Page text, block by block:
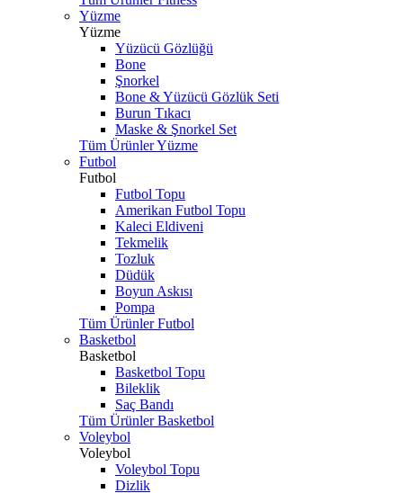
Yüzme
Yüzme
Yüzücü Gözlüğü
Bone
Şnorkel
Bone & Yüzücü Gözlük Seti
Burun Tıkacı
Maske & Şnorkel Set
Tüm Ürünler Yüzme
Futbol
Futbol
Futbol Topu
Amerikan Futbol Topu
Kaleci Eldiveni
Tekmelik
Tozluk
Düdük
Boyun Askısı
Pompa
Tüm Ürünler Futbol
Basketbol
Basketbol
Basketbol Topu
Bileklik
Saç Bandı
Tüm Ürünler Basketbol
Voleybol
Voleybol
Voleybol Topu
Dizlik